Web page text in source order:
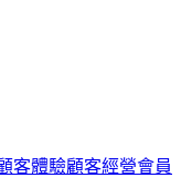
客體驗顧客經營會員